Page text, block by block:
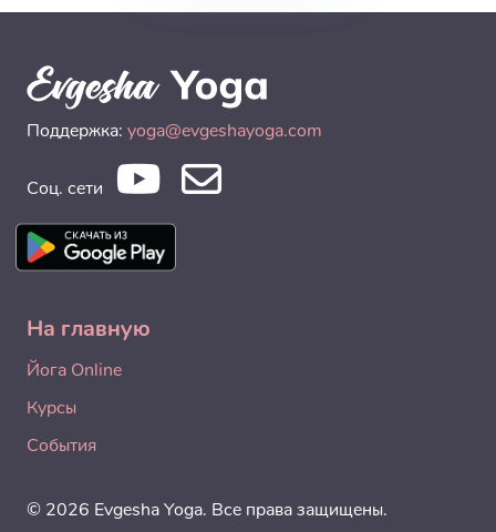
Поддержка: yoga@evgeshayoga.com
Соц. сети
На главную
Йога Online
Курсы
События
© 2026 Evgesha Yoga. Все права защищены.